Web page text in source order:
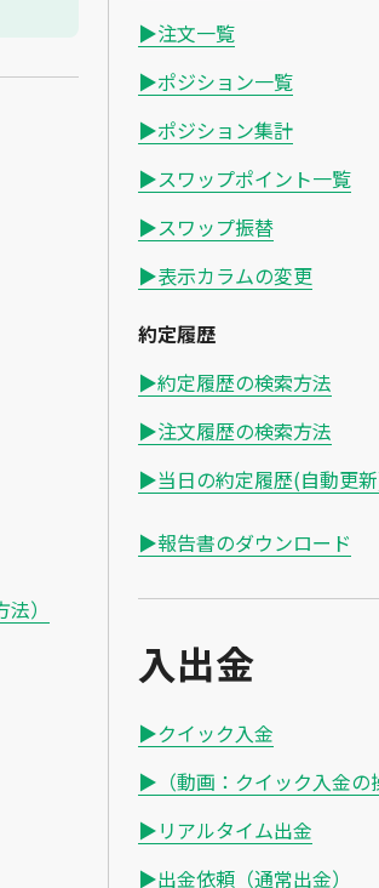
）
▶注文一覧
▶ポジション一覧
▶ポジション集計
▶スワップポイント一覧
▶スワップ振替
▶表示カラムの変更
約定履歴
▶約定履歴の検索方法
▶注文履歴の検索方法
▶当日の約定履歴(自動更
▶報告書のダウンロード
入出金
▶クイック入金
▶（動画：クイック入金の
▶リアルタイム出金
▶出金依頼（通常出金）